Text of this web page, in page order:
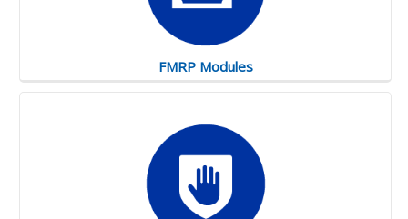
FMRP Modules